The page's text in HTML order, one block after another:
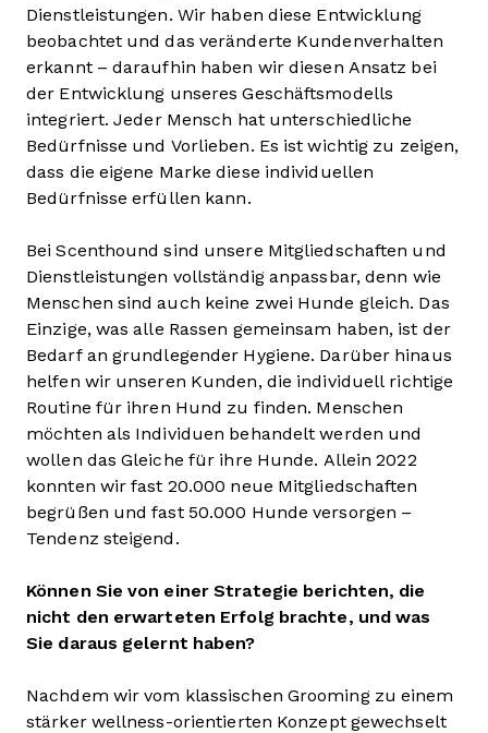
Dienstleistungen. Wir haben diese Entwicklung
beobachtet und das veränderte Kundenverhalten
erkannt – daraufhin haben wir diesen Ansatz bei
der Entwicklung unseres Geschäftsmodells
integriert. Jeder Mensch hat unterschiedliche
Bedürfnisse und Vorlieben. Es ist wichtig zu zeigen,
dass die eigene Marke diese individuellen
Bedürfnisse erfüllen kann.
Bei Scenthound sind unsere Mitgliedschaften und
Dienstleistungen vollständig anpassbar, denn wie
Menschen sind auch keine zwei Hunde gleich. Das
Einzige, was alle Rassen gemeinsam haben, ist der
Bedarf an grundlegender Hygiene. Darüber hinaus
helfen wir unseren Kunden, die individuell richtige
Routine für ihren Hund zu finden. Menschen
möchten als Individuen behandelt werden und
wollen das Gleiche für ihre Hunde. Allein 2022
konnten wir fast 20.000 neue Mitgliedschaften
begrüßen und fast 50.000 Hunde versorgen –
Tendenz steigend.
Können Sie von einer Strategie berichten, die
nicht den erwarteten Erfolg brachte, und was
Sie daraus gelernt haben?
Nachdem wir vom klassischen Grooming zu einem
stärker wellness-orientierten Konzept gewechselt